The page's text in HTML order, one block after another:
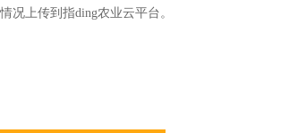
况上传到指ding农业云平台。